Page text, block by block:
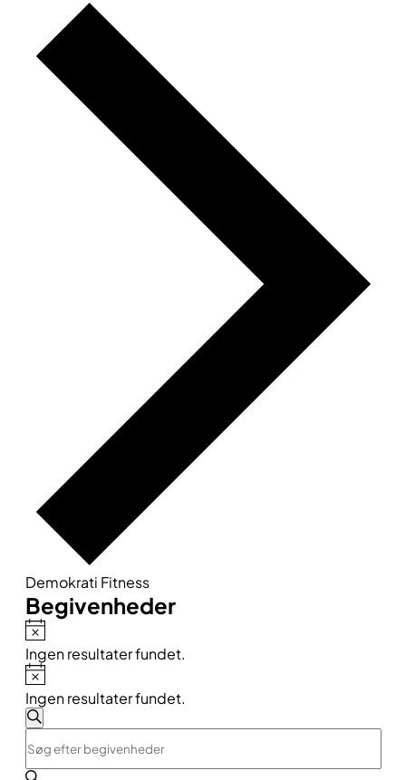
Demokrati Fitness
Begivenheder
Notice
Ingen resultater fundet.
Notice
Ingen resultater fundet.
Begivenheder
Søgning
og
Søg
efter
nøgleord.
Søg